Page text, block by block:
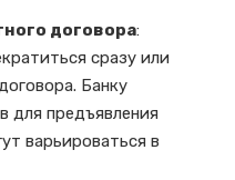
договора:
сразу или
Банку
для предъявления
варьироваться в